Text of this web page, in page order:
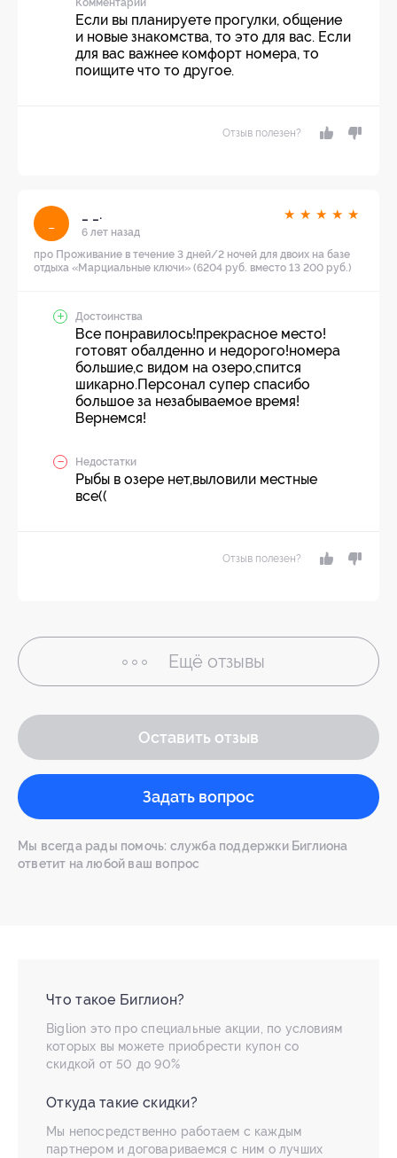
Если вы планируете прогулки, общение
и новые знакомства, то это для вас. Если
для вас важнее комфорт номера, то
поищите что то другое.
Отзыв полезен?
_ _.
6 лет назад
★ ★ ★ ★ ★
про Проживание в течение 3 дней/2 ночей для двоих на базе
отдыха «Марциальные ключи» (6204 руб. вместо 13 200 руб.)
Достоинства
Все понравилось!прекрасное место!
готовят обалденно и недорого!номера
большие,с видом на озеро,спится
шикарно.Персонал супер спасибо
большое за незабываемое время!
Вернемся!
Недостатки
Рыбы в озере нет,выловили местные
все((
Отзыв полезен?
Ещё отзывы
Оставить отзыв
Задать вопрос
Мы всегда рады помочь: служба поддержки Биглиона
ответит на любой ваш вопрос
Что такое Биглион?
Biglion это про специальные акции, по условиям
которых вы можете приобрести купон со
скидкой от 50 до 90%
Откуда такие скидки?
Мы непосредственно работаем с каждым
партнером и договариваемся с ним о лучших